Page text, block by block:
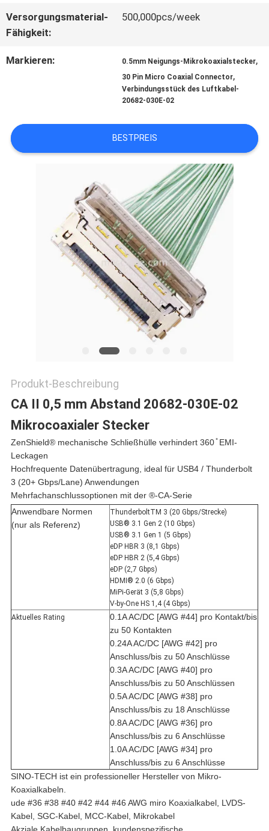
RECHTSSACHEN
BITTE
ANGEBOT
DATENSCHUTZRICHTLINIE
Versorgungsmaterial-
Fähigkeit:
500,000pcs/week
Markieren: 0.5mm Neigungs-Mikrokoaxialstecker,
30 Pin Micro Coaxial Connector,
Verbindungsstück des Luftkabel-
20682-030E-02
BESTPREIS
Produkt-Beschreibung
CA II 0,5 mm Abstand 20682-030E-02
Mikrocoaxialer Stecker
ZenShield® mechanische Schließhülle verhindert 360 ̊ EMI-
Leckagen
Hochfrequente Datenübertragung, ideal für USB4 / Thunderbolt
3 (20+ Gbps/Lane) Anwendungen
Mehrfachanschlussoptionen mit der ®-CA-Serie
Anwendbare Normen
(nur als Referenz)
ThunderboltTM 3 (20 Gbps/Strecke)
USB® 3.1 Gen 2 (10 Gbps)
USB® 3.1 Gen 1 (5 Gbps)
eDP HBR 3 (8,1 Gbps)
eDP HBR 2 (5,4 Gbps)
eDP (2,7 Gbps)
HDMI® 2.0 (6 Gbps)
MiPi-Gerät 3 (5,8 Gbps)
V-by-One HS 1,4 (4 Gbps)
Aktuelles Rating
0.1A AC/DC [AWG #44] pro Kontakt/bis
zu 50 Kontakten
0.24A AC/DC [AWG #42] pro
Anschluss/bis zu 50 Anschlüsse
0.3A AC/DC [AWG #40] pro
Anschluss/bis zu 50 Anschlüssen
0.5A AC/DC [AWG #38] pro
Anschluss/bis zu 18 Anschlüsse
0.8A AC/DC [AWG #36] pro
Anschluss/bis zu 6 Anschlüsse
1.0A AC/DC [AWG #34] pro
Anschluss/bis zu 6 Anschlüsse
SINO-TECH ist ein professioneller Hersteller von Mikro-
Koaxialkabeln.
ude #36 #38 #40 #42 #44 #46 AWG miro Koaxialkabel, LVDS-
Kabel, SGC-Kabel, MCC-Kabel, Mikrokabel